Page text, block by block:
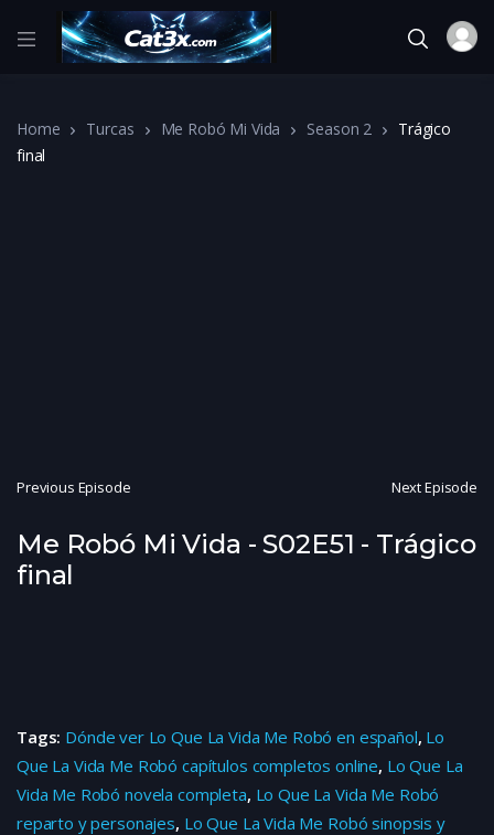
Home Turcas Me Robó Mi Vida Season 2
Trágico
final
Previous Episode Next Episode
Me Robó Mi Vida - S02E51 - Trágico
final
Tags: Dónde ver Lo Que La Vida Me Robó en español, Lo
Que La Vida Me Robó capítulos completos online, Lo Que La
Vida Me Robó novela completa, Lo Que La Vida Me Robó
reparto y personajes, Lo Que La Vida Me Robó sinopsis y